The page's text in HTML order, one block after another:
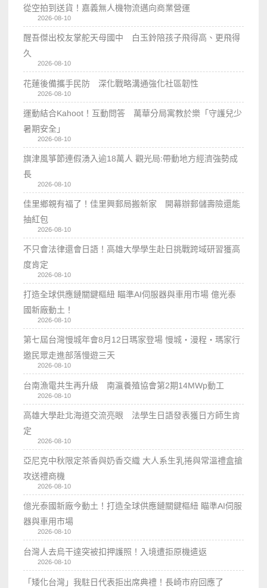
從空拍到送貨！嘉義無人機物流邁向商業營運
2026-08-10
醒吾傑出校友掌舵天母國中 白玉鈴陪孩子飛得高、更飛得
久
2026-08-10
花蓮後備攜手民防 深化戰略溝通強化社區韌性
2026-08-10
運動結合Kahoot！互動問答 萬華分局寓教於樂「守護兒少
暑期安全」
2026-08-10
旗津風箏節連假湧入逾18萬人 觀光局:帶動地方經濟強勢成
長
2026-08-10
佳里鄉親有福了！佳里興郵局搬新家 開幕辦郵儲壽險還能
抽紅包
2026-08-10
不只會法律還會日語！高雄大學學生赴日挑戰跨域研習獲高
度肯定
2026-08-10
打造全球供應鏈關鍵樞紐 瞄準AI伺服器與車用市場 億光泰
國新廠動土！
2026-08-10
第七屆台灣慢城年會8月12日瑪家登場 慢城・漫程・瑪家行
邀民眾走進部落慢遊三天
2026-08-10
台南漁電共生再升級 南瀛養殖協會第2期14MWp動工
2026-08-10
高雄大學赴北海道交流亮眼 法學生日語發表獲日方師生肯
定
2026-08-10
亞尼克中秋限定茶香與奶香交織 大人系生乳捲與常溫禮盒搶
攻送禮商機
2026-08-10
億光泰國新廠今動土！打造全球供應鏈關鍵樞紐 瞄準AI伺服
器與車用市場
2026-08-10
台灣人去烏干達突被扣押護照！入境遭拒原機遣返
2026-08-10
「矮化台灣」我駐日代表拒出席典禮！長崎市府回應了